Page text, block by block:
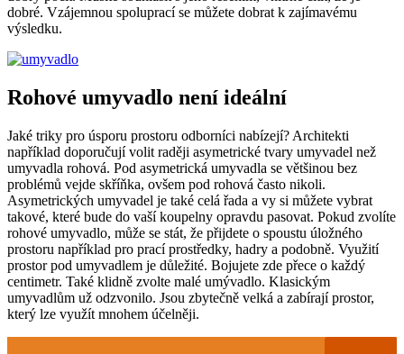
dobré. Vzájemnou spoluprací se můžete dobrat k zajímavému
výsledku.
Rohové umyvadlo není ideální
Jaké triky pro úsporu prostoru odborníci nabízejí? Architekti
například doporučují volit raději asymetrické tvary umyvadel než
umyvadla rohová. Pod asymetrická umyvadla se většinou bez
problémů vejde skříňka, ovšem pod rohová často nikoli.
Asymetrických umyvadel je také celá řada a vy si můžete vybrat
takové, které bude do vaší koupelny opravdu pasovat. Pokud zvolíte
rohové umyvadlo, může se stát, že přijdete o spoustu úložného
prostoru například pro prací prostředky, hadry a podobně. Využití
prostor pod umyvadlem je důležité. Bojujete zde přece o každý
centimetr. Také klidně zvolte malé umývadlo. Klasickým
umyvadlům už odzvonilo. Jsou zbytečně velká a zabírají prostor,
který lze využít mnohem účelněji.